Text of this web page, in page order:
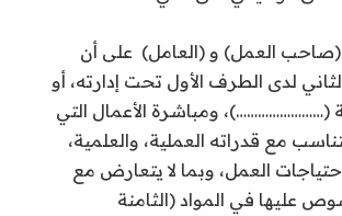
العمل) و (العامل) على أن
لدى الطرف الأول تحت إدارته، أو
(……………………)، ومباشرة الأعمال التي
مع قدراته العملية، والعلمية،
العمل، وبما لا يتعارض مع
عليها في المواد (الثامنة